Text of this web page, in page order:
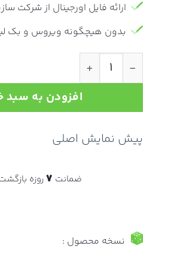
ارائه فایل اورجینال از شرکت
بدون هیچگونه ویروس و بک
tesdfsdf عدد
افزودن به سبد
پیش نمایش اصلی
ضمانت 7روزه
نسخه محصول :